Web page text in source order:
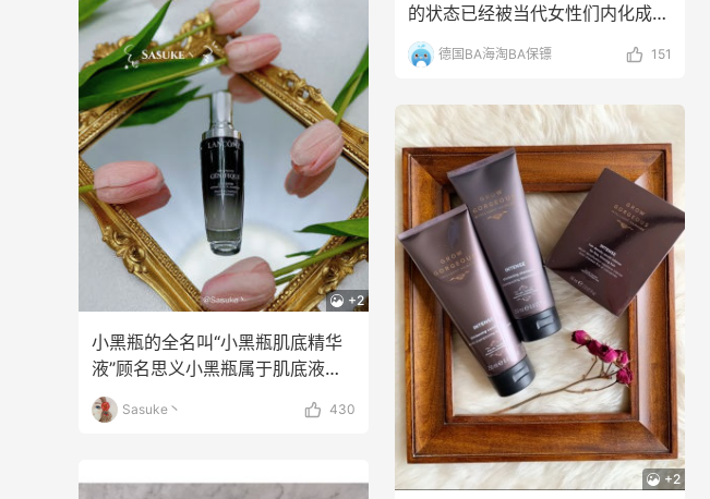
+2
小黑瓶的全名叫“小黑瓶肌底精华
液”顾名思义小黑瓶属于肌底液类
产品。肌底液就像“y
Sasuke丶 430
的状态已经被当代女性们内化成了
一条隐形的KPI——
德国BA海淘BA保镖 151
+2
$50
Bobbi Brown
Diesel Europe：折扣区上新
热卖！入手包袋、服饰、鞋
履等
低至5折
Diesel Europe
Maje US：限时闪促！入手
明星同款服饰
精选低至2折
Maje US
LOEWE、加拿大鹅等
享9折优惠
Base Blu
3天3小时
卖！入手珑骧、Tory
Burch、拉夫劳伦等
每满$100返$25礼卡
Bloomingdales
6天3小时
Columbia Sportswear：夏
季大促！哥伦比亚运动热卖
低至6折
Columbia Sportswear